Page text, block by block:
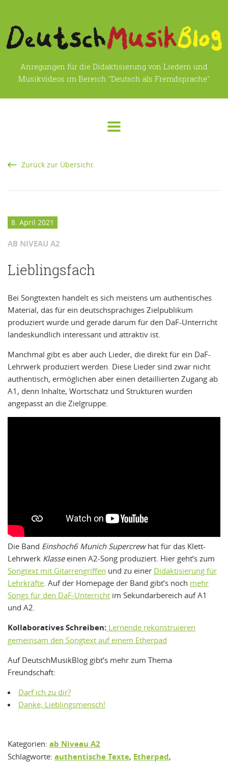
Anregungen für die Didaktisierung von Liedern und
Musikvideos im Bereich "Deutsch als Fremdsprache"
Zurück zur Übersicht
8. April 2021
AB NIVEAU A2
Lieblingsfach
Bei Songtexten handelt es sich meistens um authentisches
Material, das für ein deutschsprachiges Zielpublikum
produziert wurde und gerade darum für den DaF-Unterricht
landeskundlich interessant und attraktiv ist.
Manchmal gibt es aber auch Lieder, die direkt für ein DaF-
Lehrwerk produziert werden. Diese Lieder sind zwar nicht
authentisch, ermöglichen aber einen detaillierten Zugang ab
A1, denn Inhalte, Wortschatz und Strukturen wurden
angepasst an die Zielgruppe.
Die Band Einshoch6 Munich Supercrewhat für das Klett-
Lehrwerk Klasseeinen A2-Song produziert. Hier geht’s zum
Songtext mit Gitarrengriffen und zu einer Didaktisierung für
Lehrkräfte. Auf der Homepage der Band gibt’s noch mehr
Songs für den DaF-Unterricht im Sekundarbereich auf A1
und A2.
Kollaboratives Schreiben: Lernende rekonstruieren
gemeinsam den Songtext auf einem Etherpad
Auf DeutschMusikBlog gibt’s mehr zum Thema
Freundschaft:
Darf ich zu dir?
Danke, Lieblingsmensch!
Kategorien: ab Niveau A2
Schlagworte: authentische Texte, Etherpad,